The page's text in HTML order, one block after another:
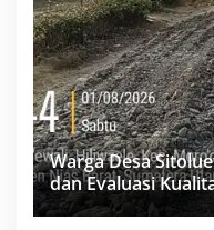
Warga Desa
dan Evaluasi
Minim Informasi